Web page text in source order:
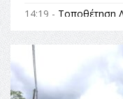
14:19 - Τοποθέτηση
Αναθεώρηση του
θεσμικές
στις επόμενες γενιές»
16:35 -
Το
Champions League!